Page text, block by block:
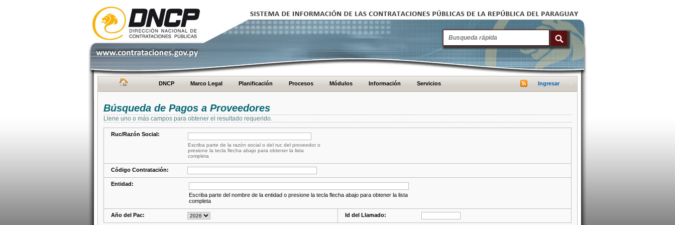
DNCP Marco Legal Planificación Procesos Módulos Información Servicios Ingresar
Búsqueda de Pagos a Proveedores
Llene uno o más campos para obtener el resultado requerido.
Ruc/Razón Social:
Escriba parte de la razón social o del ruc del proveedor o
presione la tecla flecha abajo para obtener la lista
completa
Código Contratación:
Entidad:
Escriba parte del nombre de la entidad o presione la tecla flecha abajo para obtener la lista
completa
Año del Pac: Id del Llamado: